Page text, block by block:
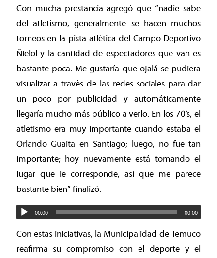
Con mucha prestancia agregó que “nadie sabe
del atletismo, generalmente se hacen muchos
torneos en la pista atlética del Campo Deportivo
Ñielol y la cantidad de espectadores que van es
bastante poca. Me gustaría que ojalá se pudiera
visualizar a través de las redes sociales para dar
un poco por publicidad y automáticamente
llegaría mucho más público a verlo. En los 70’s, el
atletismo era muy importante cuando estaba el
Orlando Guaita en Santiago; luego, no fue tan
importante; hoy nuevamente está tomando el
lugar que le corresponde, así que me parece
bastante bien” finalizó.
00:00 00:00
Con estas iniciativas, la Municipalidad de Temuco
reafirma su compromiso con el deporte y el